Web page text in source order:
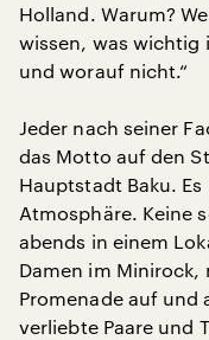
Holland. Warum?
wissen, was wichtig
und worauf nicht.“
Jeder nach seiner
das Motto auf den
Hauptstadt Baku.
Atmosphäre. Keine
abends in einem
Damen im
Promenade auf und
verliebte Paare und